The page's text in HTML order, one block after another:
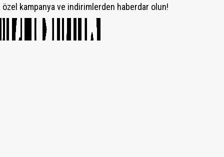
özel kampanya ve indirimlerden haberdar olun!